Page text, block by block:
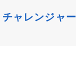
ャレンジャー